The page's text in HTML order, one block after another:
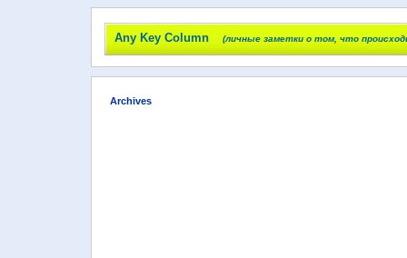
Any Key Column (личные заметки о том, что
Archives